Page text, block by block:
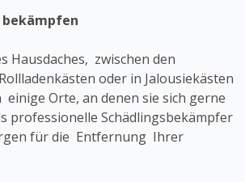
Hausdaches, zwischen den
oder in Jalousiekästen
einige Orte, an denen sie sich gerne
professionelle Schädlingsbekämpfer
für die Entfernung Ihrer